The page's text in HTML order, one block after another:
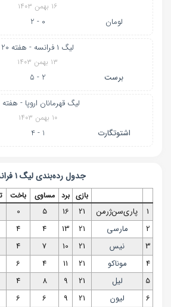
۱۶ بهمن ۱۴۰۳
لومان 0 - 2
لیگ ۱ فرانسه - هفته 20
۱۳ بهمن ۱۴۰۳
برست 2 - 5
لیگ قهرمانان اروپا - هفته 8
۱۰ بهمن ۱۴۰۳
اشتوتگارت 1 - 4
جدول رده‌بندیلیگ ۱ فرانسه
بازی برد مساوی باخت
1 پاری‌سن‌ژرمن 21
16
5
0
2
مارسی 21
13
4
4
3
نیس 21
10
7
4
4
موناکو 21
11
4
6
5
لیل 21
9
8
4
6
لیون 21
9
6
6